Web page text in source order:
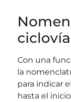
Con una
la
para indicar
hasta el